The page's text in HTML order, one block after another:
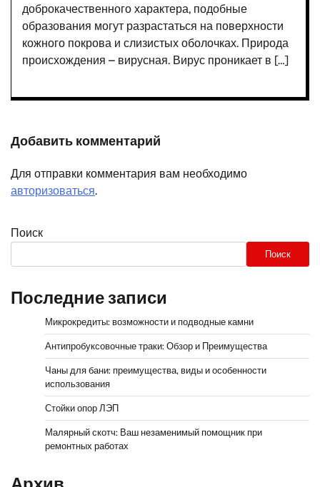
доброкачественного характера, подобные
образования могут разрастаться на поверхности
кожного покрова и слизистых оболочках. Природа
происхождения – вирусная. Вирус проникает в […]
Добавить комментарий
Для отправки комментария вам необходимо
авторизоваться.
Поиск
Поиск
Последние записи
Микрокредиты: возможности и подводные камни
Антипробуксовочные траки: Обзор и Преимущества
Чаны для бани: преимущества, виды и особенности
использования
Стойки опор ЛЭП
Малярный скотч: Ваш незаменимый помощник при
ремонтных работах